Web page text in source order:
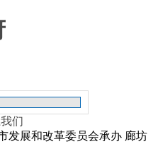
们
发展和改革委员会承办 廊坊